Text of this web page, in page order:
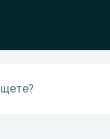
колонтитулу